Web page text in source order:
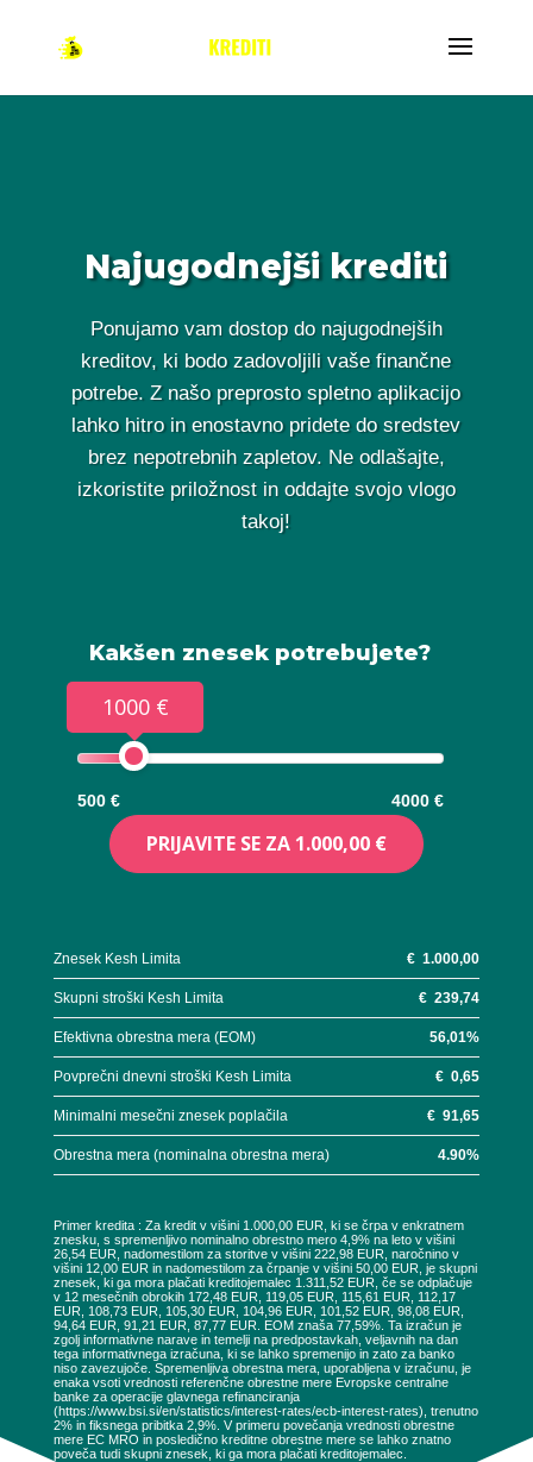
Najugodnejši krediti
Ponujamo vam dostop do najugodnejših
kreditov, ki bodo zadovoljili vaše finančne
potrebe. Z našo preprosto spletno aplikacijo
lahko hitro in enostavno pridete do sredstev
brez nepotrebnih zapletov. Ne odlašajte,
izkoristite priložnost in oddajte svojo vlogo
takoj!
Kakšen znesek potrebujete?
1000 €
500 € 4000 €
PRIJAVITE SE ZA 1.000,00 €
Znesek Kesh Limita €1.000,00
Skupni stroški Kesh Limita €239,74
Efektivna obrestna mera (EOM) 56,01%
Povprečni dnevni stroški Kesh Limita €0,65
Minimalni mesečni znesek poplačila €91,65
Obrestna mera (nominalna obrestna mera) 4.90%
Primer kredita : Za kredit v višini 1.000,00 EUR, ki se črpa v enkratnem
znesku, s spremenljivo nominalno obrestno mero 4,9% na leto v višini
26,54 EUR, nadomestilom za storitve v višini 222,98 EUR, naročnino v
višini 12,00 EUR in nadomestilom za črpanje v višini 50,00 EUR, je skupni
znesek, ki ga mora plačati kreditojemalec 1.311,52 EUR, če se odplačuje
v 12 mesečnih obrokih 172,48 EUR, 119,05 EUR, 115,61 EUR, 112,17
EUR, 108,73 EUR, 105,30 EUR, 104,96 EUR, 101,52 EUR, 98,08 EUR,
94,64 EUR, 91,21 EUR, 87,77 EUR. EOM znaša 77,59%. Ta izračun je
zgolj informativne narave in temelji na predpostavkah, veljavnih na dan
tega informativnega izračuna, ki se lahko spremenijo in zato za banko
niso zavezujoče. Spremenljiva obrestna mera, uporabljena v izračunu, je
enaka vsoti vrednosti referenčne obrestne mere Evropske centralne
banke za operacije glavnega refinanciranja
(https://www.bsi.si/en/statistics/interest-rates/ecb-interest-rates), trenutno
2% in fiksnega pribitka 2,9%. V primeru povečanja vrednosti obrestne
mere EC MRO in posledično kreditne obrestne mere se lahko znatno
poveča tudi skupni znesek, ki ga mora plačati kreditojemalec.